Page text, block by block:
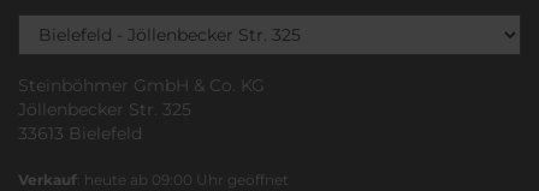
Steinböhmer GmbH & Co. KG
Jöllenbecker Str. 325
33613 Bielefeld
Verkauf: heute ab 09:00 Uhr geöffnet